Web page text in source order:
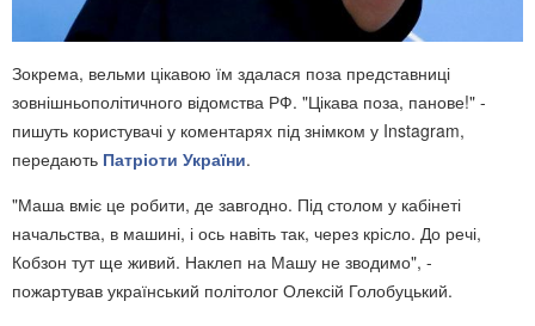
Зокрема, вельми цікавою їм здалася поза представниці
зовнішньополітичного відомства РФ. "Цікава поза, панове!" -
пишуть користувачі у коментарях під знімком у Instagram,
передають Патріоти України.
"Маша вміє це робити, де завгодно. Під столом у кабінеті
начальства, в машині, і ось навіть так, через крісло. До речі,
Кобзон тут ще живий. Наклеп на Машу не зводимо", -
пожартував український політолог Олексій Голобуцький.